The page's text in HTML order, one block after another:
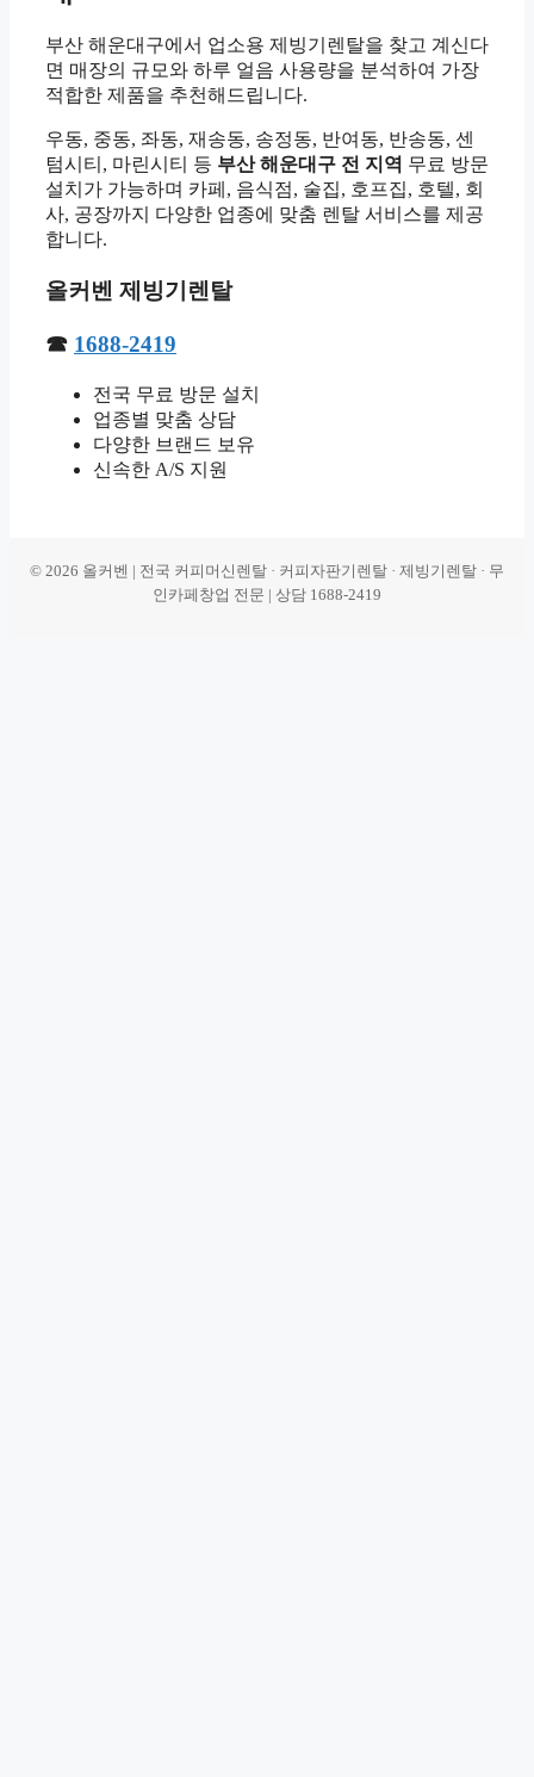
부산 해운대구에서 업소용 제빙기렌탈을 찾고 계신다
면 매장의 규모와 하루 얼음 사용량을 분석하여 가장
적합한 제품을 추천해드립니다.
우동, 중동, 좌동, 재송동, 송정동, 반여동, 반송동, 센
텀시티, 마린시티 등 부산 해운대구 전 지역 무료 방문
설치가 가능하며 카페, 음식점, 술집, 호프집, 호텔, 회
사, 공장까지 다양한 업종에 맞춤 렌탈 서비스를 제공
합니다.
올커벤 제빙기렌탈
☎ 1688-2419
전국 무료 방문 설치
업종별 맞춤 상담
다양한 브랜드 보유
신속한 A/S 지원
© 2026 올커벤 | 전국 커피머신렌탈 · 커피자판기렌탈 · 제빙기렌탈 · 무
인카페창업 전문 | 상담 1688-2419